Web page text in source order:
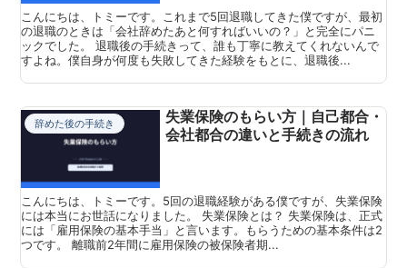
こんにちは、トミーです。これまで5回退職してきた僕ですが、最初
の退職のときは「会社辞めたあと何すればいいの？」と完全にパニ
ックでした。 退職後の手続きって、誰も丁寧に教えてくれないんで
すよね。僕自身が何度も失敗してきた経験をもとに、退職後...
辞めた後の手続き
失業保険のもらい方｜自己都合・
会社都合の違いと手続きの流れ
こんにちは、トミーです。5回の退職経験がある僕ですが、失業保険
には本当にお世話になりました。 失業保険とは？ 失業保険は、正式
には「雇用保険の基本手当」と言います。もらうための基本条件は2
つです。 離職前2年間に雇用保険の被保険者期...